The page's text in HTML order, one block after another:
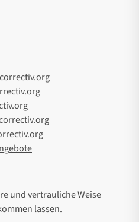
und vertrauliche Weise
lassen.